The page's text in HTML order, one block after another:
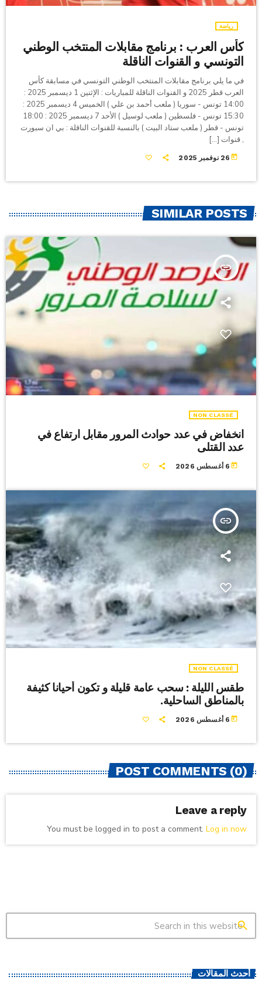
رياضة
كأس العرب : برنامج مقابلات المنتخب الوطني
التونسي و القنوات الناقلة
في ما يلي برنامج مقابلات المنتخب الوطني التونسي في مسابقة كأس
العرب قطر 2025 و القنوات الناقلة للمباريات : الإثنين 1 ديسمبر 2025 :
14:00 تونس - سوريا ( ملعب أحمد بن علي ) الخميس 4 ديسمبر 2025 :
15:30 تونس - فلسطين ( ملعب لوسيل ) الأحد 7 ديسمبر 2025 : 18:00
تونس - قطر ( ملعب ستاد البيت ) بالنسبة للقنوات الناقلة : بي ان سبورت
, قنوات […]
today 26 نوفمبر 2025
SIMILAR POSTS
insert_link
NON CLASSÉ
انخفاض في عدد حوادث المرور مقابل ارتفاع في
عدد القتلى
today 6 أغسطس 2026
insert_link
NON CLASSÉ
طقس الليلة : سحب عامة قليلة و تكون أحيانا كثيفة
بالمناطق الساحلية.
today 6 أغسطس 2026
POST COMMENTS (0)
Leave a reply
You must be logged in to post a comment. Log in now
search
أحدث المقالات